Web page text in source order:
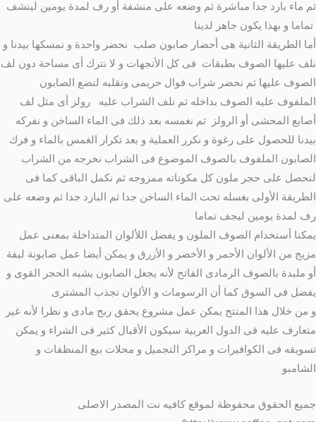
ثم ماء بارد جدا مباشرة ثم وضعه على منشفة أو رف لمدة يومين لينشف
تماما و بهذا يكون جاهز لدينا
أما الطريقة الثانية هى أحضار صابون صلب نحضر واحدة و نمسكها بيدنا و
نلف عليها الصوف بطبقات فى كل الأتجهات و لا نترك أى مساحة دون لف
الصوف عليها ثم نحضر شراب فوال حريمى ونقلبه لنضع الصابون
الملفوف عليه الصوف بداخله ثم نلف الشراب عليه رولز أى مثل لف
أصابع المحشى أو الرولز ثم نغمسه بعد ذلك فى الماء الساخن و نفركه
بيدنا للحصول على رغوة و نكرر العملية و بعد تكرار الغمس بالماء و فرك
الصابون الملفوف بالصوف الموضوع فى الشراب نخرجه من الشراب
لنحصل على حجر ملون كل مكوناته ممزوجه ثم نكمل الباقى كما فى
الطريقة الأولى بغسله تحت الماء الساخن جدا ثم البارد جدا ثم وضعه على
رف لمدة يومين ليجف تماما
يمكنا أستخدام الصوف الملون و يفضل اللألوان المتداخلة بمعنى عمل
مزيج من الألوان الأحمر و الأخضر و الأزرق و يمكن أيضا عمل صابونة ليفة
أو ملبدة بالصوف الرمادى الفاتح لأنه يجعل الصابون يشبه الحجر القوى و
يفضل فى السوق كما أن الرسومات و الألوان تجذب المشترى
و من خلال هذا المنتج يمكن عمل مشروع يحقق ربح مادى و نظرا لأنه غير
متعارف عليه فى الدول العربية سيكون الأقبال كثير فى الشراء و يمكن
تسويقه فى الكوافيرات و مراكز التجميل و محلات بيع المنظفات و
الشامبو
جميع الحقوق محفوظة لموقع كافيه نت المصدر الاصلى